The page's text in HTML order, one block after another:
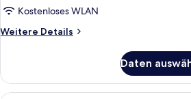
Kostenloses WLAN
Weitere Details
Weitere
Doppelzimmer,
Meerblick
Daten